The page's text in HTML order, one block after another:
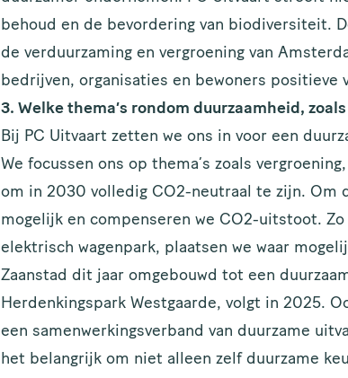
behoud en de bevordering van biodiversiteit.
de verduurzaming en vergroening van
bedrijven, organisaties en bewoners positieve
3. Welke thema’s rondom duurzaamheid,
Bij PC Uitvaart zetten we ons in voor een
We focussen ons op thema’s zoals
om in 2030 volledig CO2-neutraal te zijn. Om
mogelijk en compenseren we CO2-uitstoot.
elektrisch wagenpark, plaatsen we waar
Zaanstad dit jaar omgebouwd tot een
Herdenkingspark Westgaarde, volgt in 2025.
een samenwerkingsverband van duurzame
het belangrijk om niet alleen zelf duurzame